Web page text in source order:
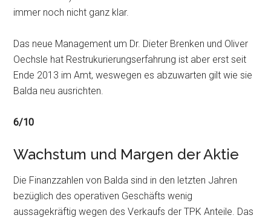
immer noch nicht ganz klar.
Das neue Management um Dr. Dieter Brenken und Oliver
Oechsle hat Restrukurierungserfahrung ist aber erst seit
Ende 2013 im Amt, weswegen es abzuwarten gilt wie sie
Balda neu ausrichten.
6/10
Wachstum und Margen der Aktie
Die Finanzzahlen von Balda sind in den letzten Jahren
bezüglich des operativen Geschäfts wenig
aussagekräftig wegen des Verkaufs der TPK Anteile. Das